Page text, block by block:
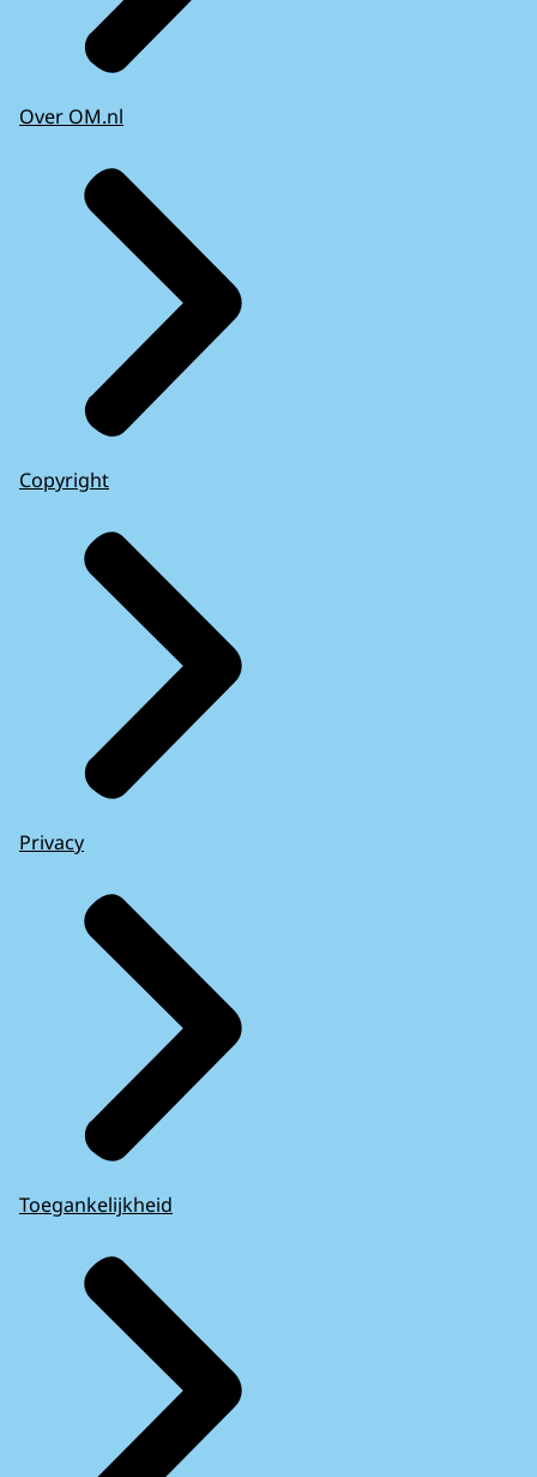
Over OM.nl
Copyright
Privacy
Toegankelijkheid